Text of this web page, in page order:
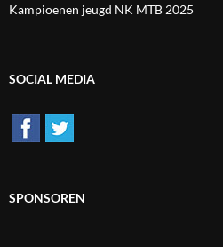
Kampioenen jeugd NK MTB 2025
SOCIAL MEDIA
SPONSOREN